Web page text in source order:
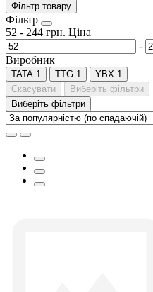
Фільтр товару
Фiльтр
52 - 244 грн. Ціна
-
Виробник
TATA 1 TTG 1 YBX 1
Скасувати
Виберіть фільтри
Виберіть фільтри